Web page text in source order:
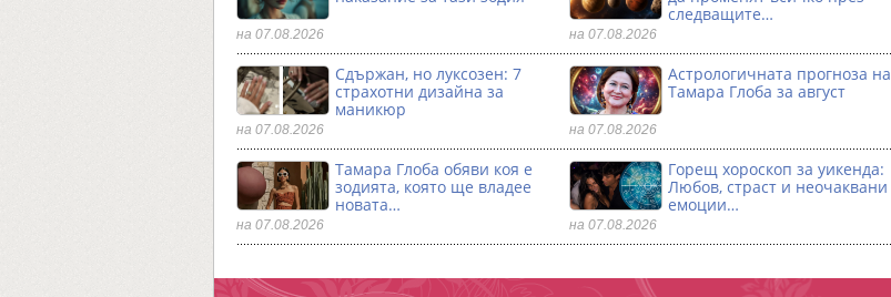
на 07.08.2026
следващите…
на 07.08.2026
Сдържан, но луксозен: 7
страхотни дизайна за
маникюр
на 07.08.2026
Астрологичната прогноза на
Тамара Глоба за август
на 07.08.2026
Тамара Глоба обяви коя е
зодията, която ще владее
новата…
на 07.08.2026
Горещ хороскоп за уикенда:
Любов, страст и неочаквани
емоции…
на 07.08.2026